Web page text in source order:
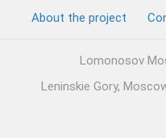
About the project
Lomonosov
Leninskie Gory,